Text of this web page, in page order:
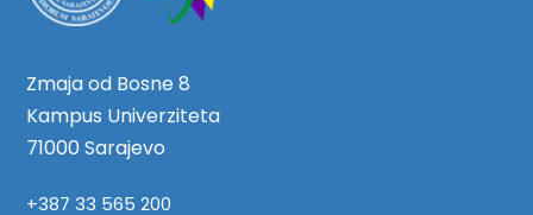
Zmaja od Bosne 8
Kampus Univerziteta
71000 Sarajevo
+387 33 565 200